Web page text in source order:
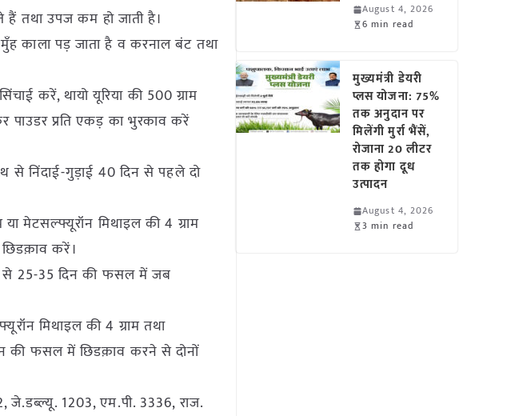
तथा उपज कम हो जाती है।
काला पड़ जाता है व करनाल बंट तथा
करें, थायो यूरिया की 500 ग्राम
पाउडर प्रति एकड़ का भुरकाव करें
से निंदाई-गुड़ाई 40 दिन से पहले दो
मेटसल्फ्यूरॉन मिथाइल की 4 ग्राम
छिडक़ाव करें।
से 25-35 दिन की फसल में जब
मिथाइल की 4 ग्राम तथा
की फसल में छिडक़ाव करने से दोनों
1203, एम.पी. 3336, राज.
August 4, 2026
6 min read
मुख्यमंत्री डेयरी
प्लस योजना: 75%
तक अनुदान पर
मिलेंगी मुर्रा भैंसें,
रोजाना 20 लीटर
तक होगा दूध
उत्पादन
August 4, 2026
3 min read